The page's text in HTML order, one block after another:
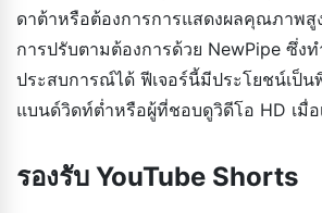
ดาต้าหรือต้องการการแสดงผลคุณภาพ
การปรับตามต้องการด้วย NewPipe ซึ่ง
ประสบการณ์ได้ ฟีเจอร์นี้มีประโยชน์เป็น
แบนด์วิดท์ต่ำหรือผู้ที่ชอบดูวิดีโอ HD เมื่อ
รองรับ YouTube Shorts